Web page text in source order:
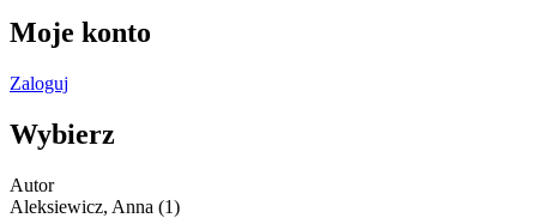
Moje konto
Zaloguj
Wybierz
Autor
Aleksiewicz, Anna (1)